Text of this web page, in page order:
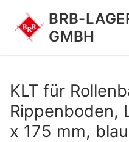
Inhalt
springen
BRB-
GMBH
KLT für
Rippenboden,
x 175 mm, blau